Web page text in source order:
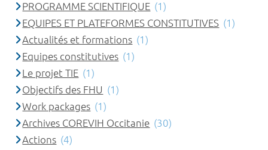
PROGRAMME SCIENTIFIQUE (1)
EQUIPES ET PLATEFORMES CONSTITUTIVES (1)
Actualités et formations (1)
Equipes constitutives (1)
Le projet TIE (1)
Objectifs des FHU (1)
Work packages (1)
Archives COREVIH Occitanie (30)
Actions (4)